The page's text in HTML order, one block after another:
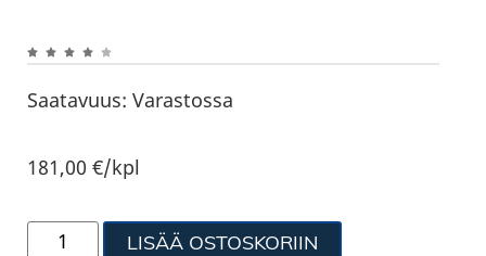
Saatavuus: Varastossa
181,00€/kpl
LISÄÄ OSTOSKORIIN